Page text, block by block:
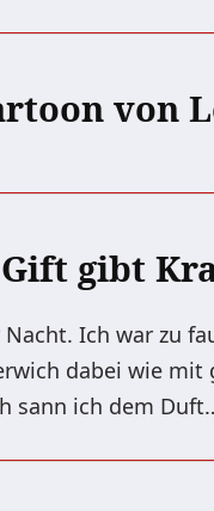
von
gibt
Ich war zu
dabei wie mit
sann ich dem